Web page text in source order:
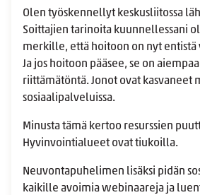
Olen työskennellyt keskusliitossa
Soittajien tarinoita kuunnellessani
merkille, että hoitoon on nyt entistä
Ja jos hoitoon pääsee, se on
riittämätöntä. Jonot ovat kasvaneet
sosiaalipalveluissa.
Minusta tämä kertoo resurssien
Hyvinvointialueet ovat tiukoilla.
Neuvontapuhelimen lisäksi pidän
kaikille avoimia webinaareja ja